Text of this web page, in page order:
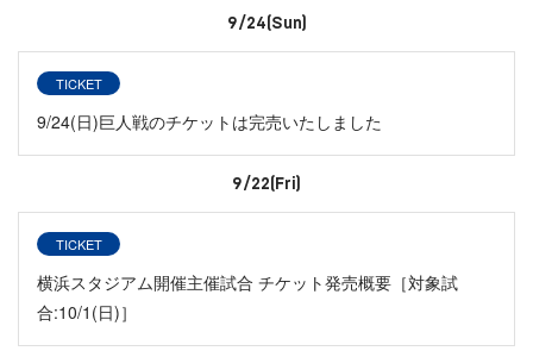
9/24(Sun)
TICKET
9/24(日)巨人戦のチケットは完売いたしました
9/22(Fri)
TICKET
横浜スタジアム開催主催試合 チケット発売概要［対象試
合:10/1(日)］